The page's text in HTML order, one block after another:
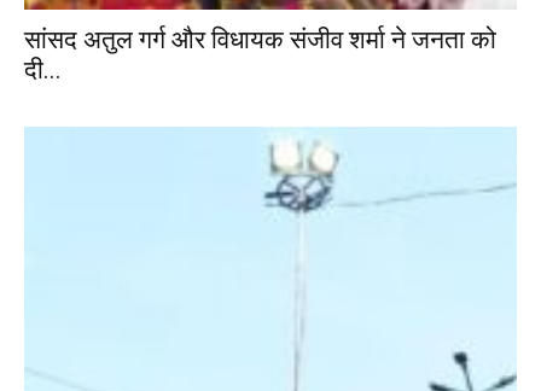
सांसद अतुल गर्ग और विधायक संजीव शर्मा ने जनता को
दी...